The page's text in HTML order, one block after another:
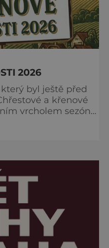
2026
byl ještě před
a křenové
vrcholem sezóny,
zlato“
Ochutnáte